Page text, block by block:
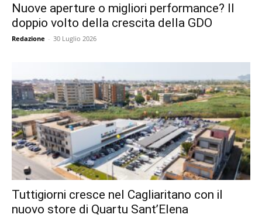
Nuove aperture o migliori performance? Il
doppio volto della crescita della GDO
Redazione - 30 Luglio 2026
Tuttigiorni cresce nel Cagliaritano con il
nuovo store di Quartu Sant’Elena